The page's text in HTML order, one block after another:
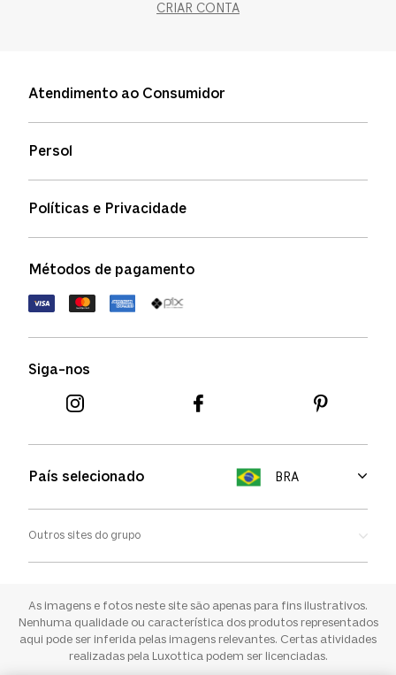
CRIAR CONTA
Atendimento ao Consumidor
Status de pedidos
Política de garantia
FAQs
Persol
Políticas e Privacidade
Política de devolução
Termos de uso
Métodos de pagamento
Siga-nos
País selecionado BRA
Outros sites do grupo
Ray-ban
Sunglass Hut
As imagens e fotos neste site são apenas para fins ilustrativos.
Nenhuma qualidade ou característica dos produtos representados
aqui pode ser inferida pelas imagens relevantes. Certas atividades
realizadas pela Luxottica podem ser licenciadas.